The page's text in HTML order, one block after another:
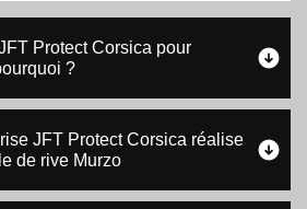
Protect Corsica pour
?
JFT Protect Corsica réalise
de rive Murzo